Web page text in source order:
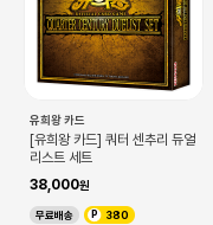
유희왕 카드
[유희왕 카드] 쿼터 센추리 듀얼
리스트 세트
38,000
무료배송 380